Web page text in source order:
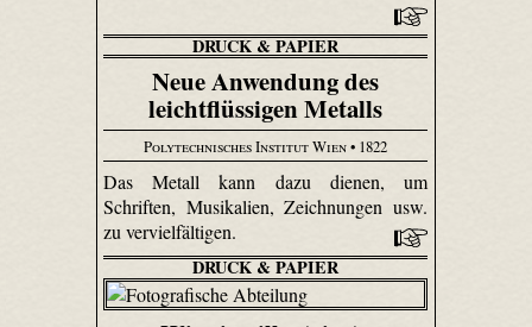
DRUCK & PAPIER
Neue Anwendung des
leichtflüssigen Metalls
Polytechnisches Institut Wien• 1822
Das Metall kann dazu dienen, um
Schriften, Musikalien, Zeichnungen usw.
zu vervielfältigen.
DRUCK & PAPIER